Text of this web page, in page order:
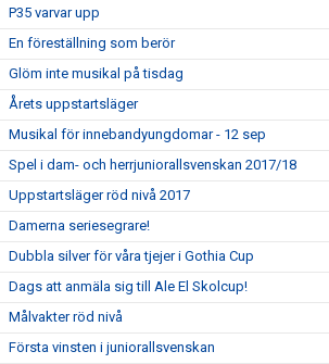
P35 varvar upp
En föreställning som berör
Glöm inte musikal på tisdag
Årets uppstartsläger
Musikal för innebandyungdomar - 12 sep
Spel i dam- och herrjuniorallsvenskan 2017/18
Uppstartsläger röd nivå 2017
Damerna seriesegrare!
Dubbla silver för våra tjejer i Gothia Cup
Dags att anmäla sig till Ale El Skolcup!
Målvakter röd nivå
Första vinsten i juniorallsvenskan